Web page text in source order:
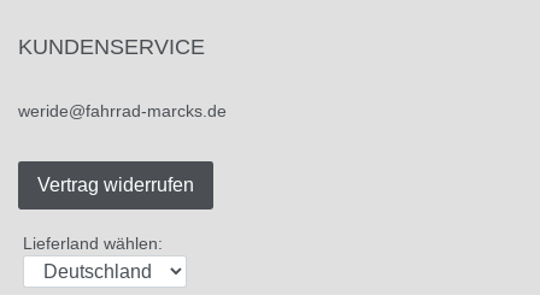
KUNDENSERVICE
weride@fahrrad-marcks.de
Vertrag widerrufen
Lieferland wählen: